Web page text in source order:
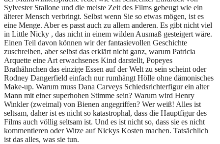
Sylvester Stallone und die meiste Zeit des Films gebeugt wie ein
älterer Mensch verbringt. Selbst wenn Sie so etwas mögen, ist es
eine Menge. Aber es passt auch zu allem anderen. Es gibt nicht viel
in Little Nicky , das nicht in einem wilden Ausmaß gesteigert wäre.
Einen Teil davon können wir der fantasievollen Geschichte
zuschreiben, aber selbst das erklärt nicht ganz, warum Patricia
Arquette eine Art erwachsenes Kind darstellt, Popeyes
Brathähnchen das einzige Essen auf der Welt zu sein scheint oder
Rodney Dangerfield einfach nur rumhängt Hölle ohne dämonisches
Make-up. Warum muss Dana Carveys Schiedsrichterfigur ein alter
Mann mit einer superhohen Stimme sein? Warum wird Henry
Winkler (zweimal) von Bienen angegriffen? Wer weiß! Alles ist
seltsam, daher ist es nicht so katastrophal, dass die Hauptfigur des
Films auch völlig seltsam ist. Und es ist nicht so, dass sie es nicht
kommentieren oder Witze auf Nickys Kosten machen. Tatsächlich
ist das alles, was sie tun.